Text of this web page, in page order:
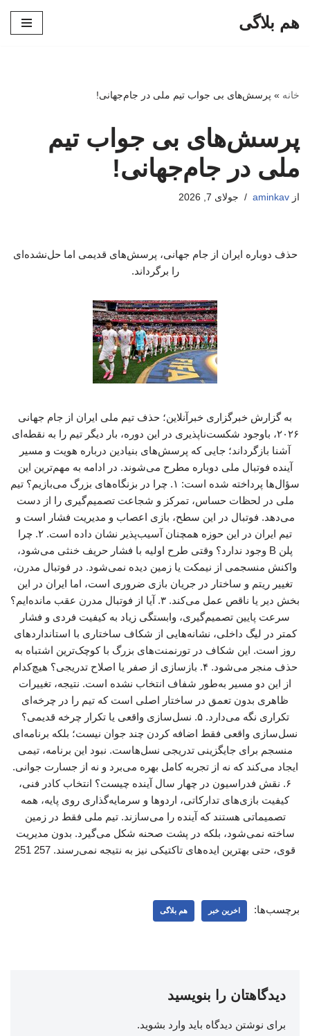
هم بلاگی
خانه » پرسش‌های بی جواب تیم ملی در جام‌جهانی!
پرسش‌های بی جواب تیم
ملی در جام‌جهانی!
از aminkav جولای 7, 2026
حذف دوباره ایران از جام جهانی، پرسش‌های قدیمی اما حل‌نشده‌ای
را برگرداند.
به گزارش خبرگزاری خبرآنلاین؛ حذف تیم ملی ایران از جام جهانی
۲۰۲۶، باوجود شکست‌ناپذیری در این دوره، بار دیگر تیم را به نقطه‌ای
آشنا بازگرداند؛ جایی که پرسش‌های بنیادین درباره هویت و مسیر
آینده فوتبال ملی دوباره مطرح می‌شوند. در ادامه به مهم‌ترین این
سؤال‌ها پرداخته شده است: ۱. چرا در بزنگاه‌های بزرگ می‌بازیم؟ تیم
ملی در لحظات حساس، تمرکز و شجاعت تصمیم‌گیری را از دست
می‌دهد. فوتبال در این سطح، بازی اعصاب و مدیریت فشار است و
تیم ایران در این حوزه همچنان آسیب‌پذیر نشان داده است. ۲. چرا
پلن B وجود ندارد؟ وقتی طرح اولیه با فشار حریف خنثی می‌شود،
واکنش منسجمی از نیمکت یا زمین دیده نمی‌شود. در فوتبال مدرن،
تغییر ریتم و ساختار در جریان بازی ضروری است، اما ایران در این
بخش دیر یا ناقص عمل می‌کند. ۳. آیا از فوتبال مدرن عقب مانده‌ایم؟
سرعت پایین تصمیم‌گیری، وابستگی زیاد به کیفیت فردی و فشار
کمتر در لیگ داخلی، نشانه‌هایی از شکاف ساختاری با استانداردهای
روز است. این شکاف در تورنمنت‌های بزرگ با کوچک‌ترین اشتباه به
حذف منجر می‌شود. ۴. بازسازی از صفر یا اصلاح تدریجی؟ هیچ‌کدام
از این دو مسیر به‌طور شفاف انتخاب نشده است. نتیجه، تغییرات
ظاهری بدون تعمق در ساختار اصلی است که تیم را در چرخه‌ای
تکراری نگه می‌دارد. ۵. نسل‌سازی واقعی یا تکرار چرخه قدیمی؟
نسل‌سازی واقعی فقط اضافه کردن چند جوان نیست؛ بلکه برنامه‌ای
منسجم برای جایگزینی تدریجی نسل‌هاست. نبود این برنامه، تیمی
ایجاد می‌کند که نه از تجربه کامل بهره می‌برد و نه از جسارت جوانی.
۶. نقش فدراسیون در چهار سال آینده چیست؟ انتخاب کادر فنی،
کیفیت بازی‌های تدارکاتی، اردوها و سرمایه‌گذاری روی پایه، همه
تصمیماتی هستند که آینده را می‌سازند. تیم ملی فقط در زمین
ساخته نمی‌شود، بلکه در پشت صحنه شکل می‌گیرد. بدون مدیریت
قوی، حتی بهترین ایده‌های تاکتیکی نیز به نتیجه نمی‌رسند. 257 251
برچسب‌ها: اخرین خبر هم بلاگی
دیدگاهتان را بنویسید
برای نوشتن دیدگاه باید وارد بشوید.